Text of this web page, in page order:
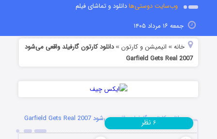
وب‌سایت دوستی‌هادانلود و تماشای فیلم
جمعه ۱۶ مرداد ۱۴۰۵
خانه » انیمیشن و کارتون »دانلود کارتون گارفیلد واقعی می‌شود
Garfield Gets Real 2007
دانلود کارتون گارفیلد واقعی می‌شود Garfield Gets Real 2007
۶ نظر